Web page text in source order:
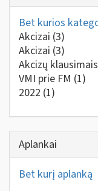
Bet kurios
Akcizai (3)
Akcizai (3)
Akcizų
VMI prie FM (1)
2022 (1)
Aplankai
Bet kurį aplanką